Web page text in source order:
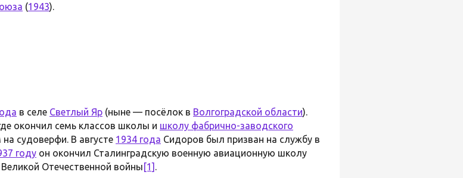
(1943).
в селе Светлый Яр (ныне — посёлок в Волгоградской области).
окончил семь классов школы и школу фабрично-заводского
судоверфи. В августе 1934 года Сидоров был призван на службу в
году он окончил Сталинградскую военную авиационную школу
Отечественной войны [1] .